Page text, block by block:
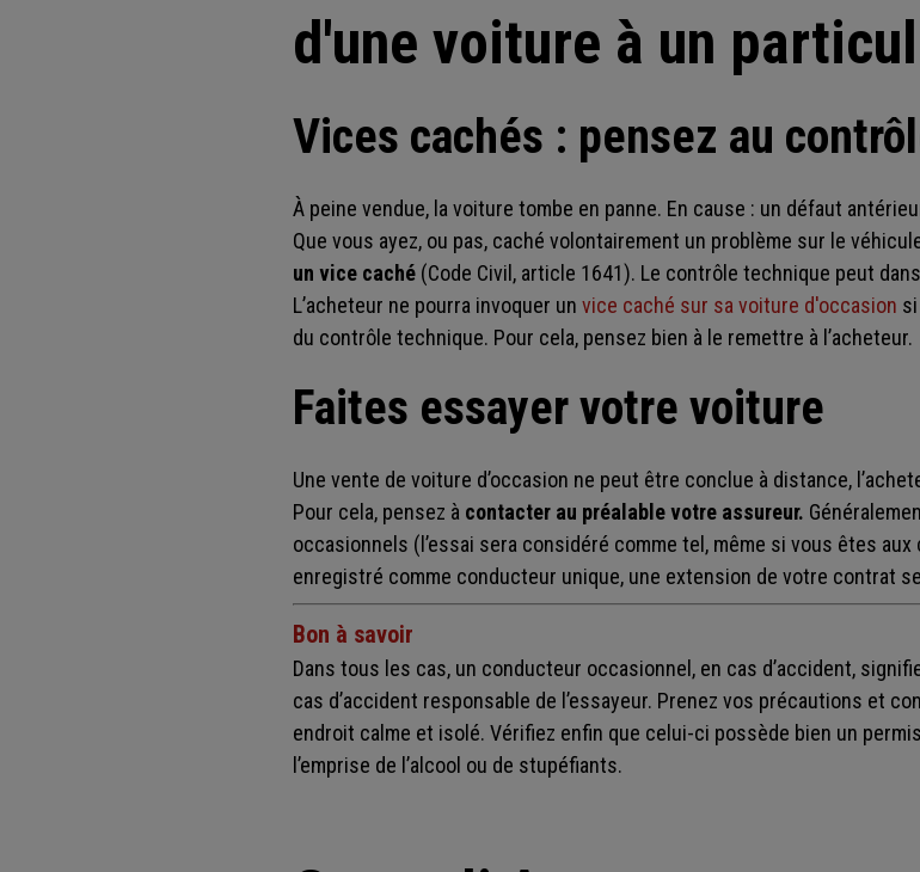
d'une voiture à un
Vices cachés : pensez au
À peine vendue, la voiture tombe en panne. En cause : un défaut
Que vous ayez, ou pas, caché volontairement un problème sur le
un vice caché(Code Civil, article 1641). Le contrôle technique peut
L’acheteur ne pourra invoquer un vice caché sur sa voiture d'occasion
du contrôle technique. Pour cela, pensez bien à le remettre à l’acheteur.
Faites essayer votre voiture
Une vente de voiture d’occasion ne peut être conclue à distance,
Pour cela, pensez à contacter au préalable votre assureur.
occasionnels (l’essai sera considéré comme tel, même si vous êtes
enregistré comme conducteur unique, une extension de votre contrat
Bon à savoir
Dans tous les cas, un conducteur occasionnel, en cas d’accident,
cas d’accident responsable de l’essayeur. Prenez vos précautions et
endroit calme et isolé. Vérifiez enfin que celui-ci possède bien un
l’emprise de l’alcool ou de stupéfiants.